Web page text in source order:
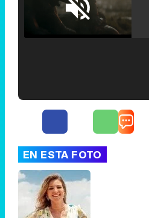
Unmute
Loaded:
25.30%
EN ESTA FOTO